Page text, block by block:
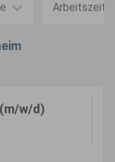
Arbeitszeit
w/d)